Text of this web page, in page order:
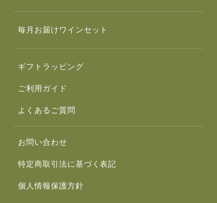
毎月お届けワインセット
ギフトラッピング
ご利用ガイド
よくあるご質問
お問い合わせ
特定商取引法に基づく表記
個人情報保護方針